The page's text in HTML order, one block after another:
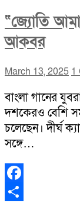
“জ্যোতি
আকবর
March 13, 2025 1
বাংলা গানের
দশকেরও বেশি
চলেছেন। দীর্ঘ
সঙ্গে…
Facebook